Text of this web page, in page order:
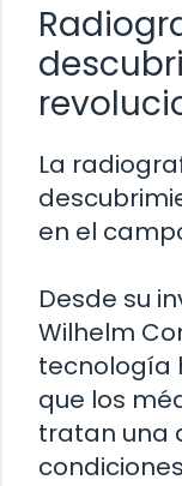
La
en el
Desde su
Wilhelm
tecnología
que los
tratan una